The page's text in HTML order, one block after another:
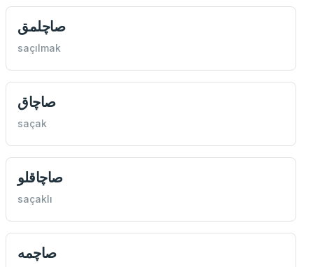
صاچلمق
saçılmak
صاچاق
saçak
صاچاقلو
saçaklı
‌صاچمه